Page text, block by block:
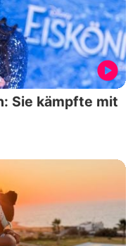
Sie kämpfte mit